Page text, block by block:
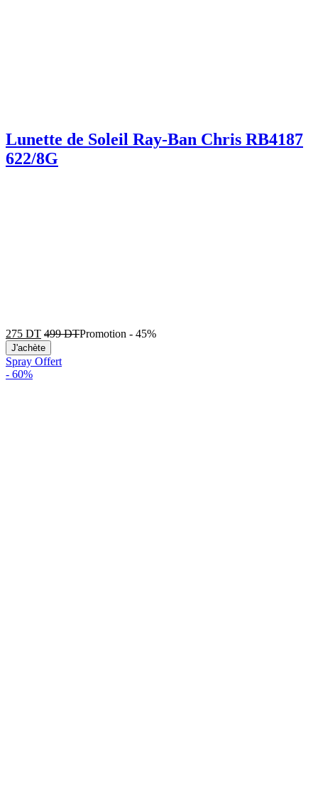
Lunette de Soleil Ray-Ban Chris RB4187
622/8G
275 DT 499DTPromotion - 45%
J'achète
Spray Offert
- 60%